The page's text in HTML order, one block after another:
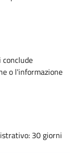
o l'informazione
30 giorni